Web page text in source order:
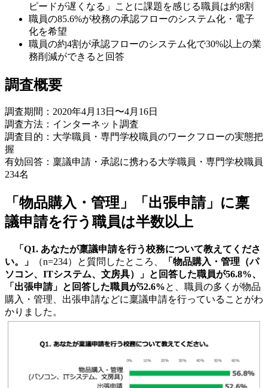
ピードが遅くなる」ことに課題を感じる職員は約8割
職員の85.6%が校務の承認フローのシステム化・電子
化を希望
職員の約4割が承認フローのシステム化で30%以上の業
務削減ができると回答
調査概要
調査期間：2020年4月13日〜4月16日
調査方法：インターネット調査
調査目的：大学職員・専門学校職員のワークフローの実態把
握
有効回答：稟議申請・承認に携わる大学職員・専門学校職員
234名
「物品購入・管理」「出張申請」に稟
議申請を行う職員は半数以上
「Q1. あなたが稟議申請を行う校務について教えてくださ
い。」
（n=234）と質問したところ、
「物品購入・管理（パ
ソコン、ITシステム、文房具）」と回答した職員が56.8%、
「出張申請」と回答した職員が52.6%と、職員の多くが物品
購入・管理、出張申請などに稟議申請を行っていることがわ
かりました。